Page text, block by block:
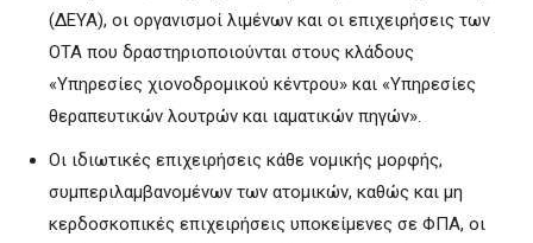
(ΔΕΥΑ), οι οργανισμοί λιμένων και οι επιχειρήσεις των
ΟΤΑ που δραστηριοποιούνται στους κλάδους
«Υπηρεσίες χιονοδρομικού κέντρου» και «Υπηρεσίες
θεραπευτικών λουτρών και ιαματικών πηγών».
Οι ιδιωτικές επιχειρήσεις κάθε νομικής μορφής,
συμπεριλαμβανομένων των ατομικών, καθώς και μη
κερδοσκοπικές επιχειρήσεις υποκείμενες σε ΦΠΑ, οι